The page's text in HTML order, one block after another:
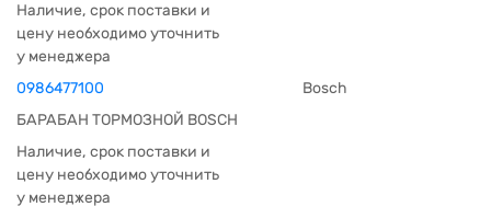
Наличие, срок поставки и
цену необходимо уточнить
у менеджера
0986477100
Bosch
БАРАБАН ТОРМОЗНОЙ BOSCH
Наличие, срок поставки и
цену необходимо уточнить
у менеджера